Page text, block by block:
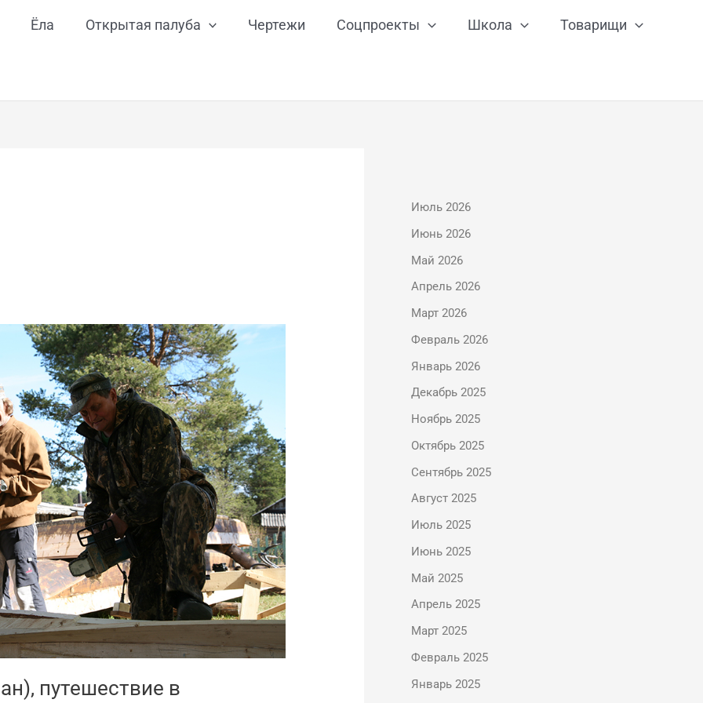
Ёла Открытая палуба Чертежи Соцпроекты Школа Товарищи
путешествие в
Июль 2026
Июнь 2026
Май 2026
Апрель 2026
Март 2026
Февраль 2026
Январь 2026
Декабрь 2025
Ноябрь 2025
Октябрь 2025
Сентябрь 2025
Август 2025
Июль 2025
Июнь 2025
Май 2025
Апрель 2025
Март 2025
Февраль 2025
Январь 2025